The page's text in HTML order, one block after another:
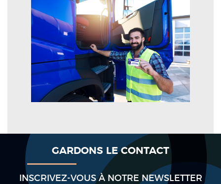
GARDONS LE CONTACT
INSCRIVEZ-VOUS À NOTRE NEWSLETTER